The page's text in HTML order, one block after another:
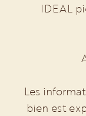
IDEAL
Les
bien est